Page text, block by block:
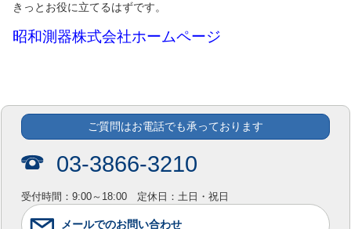
きっとお役に立てるはずです。
昭和測器株式会社ホームページ
ご質問はお電話でも承っております
03-3866-3210
受付時間：9:00～18:00 定休日：土日・祝日
メールでのお問い合わせ